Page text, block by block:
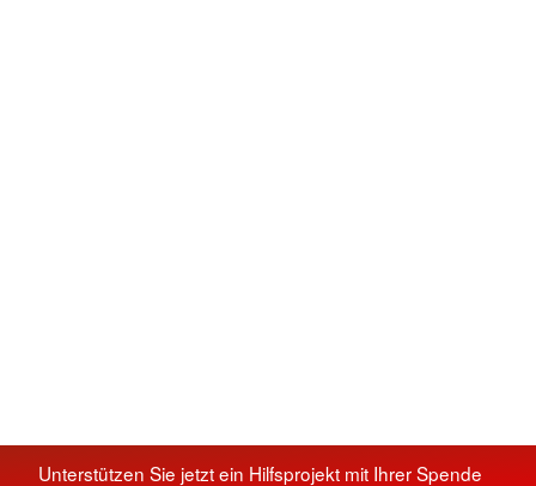
Unterstützen Sie jetzt ein Hilfsprojekt mit Ihrer Spende